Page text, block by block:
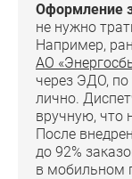
Оформление
не нужно
Например,
АО
через ЭДО, по
лично.
вручную, что
После
до 92%
в мобильном